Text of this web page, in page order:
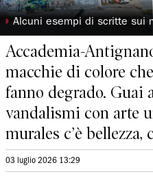
◗ Alcuni esempi di scritte sui
Accademia-
macchie di colore
fanno degrado. Guai
vandalismi con arte
murales c’è
03 luglio 2026 13:29